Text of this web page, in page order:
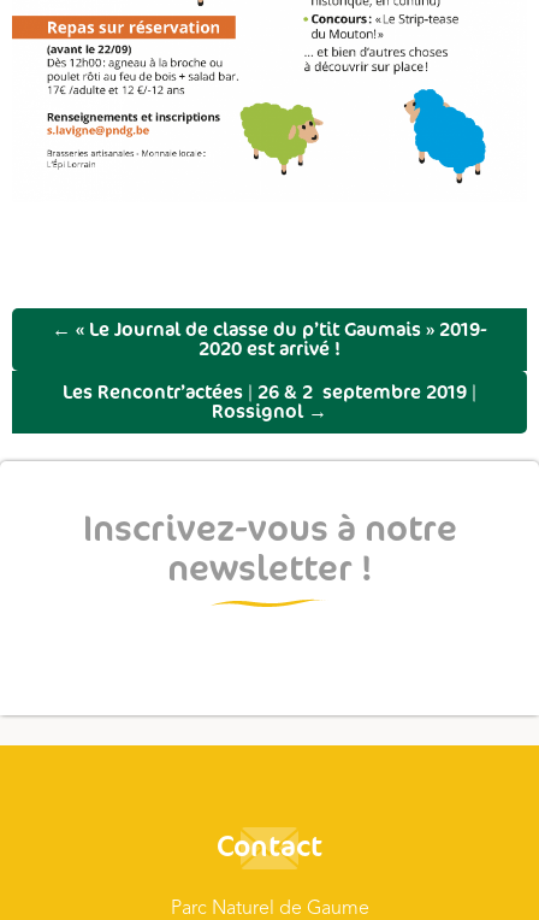
← « Le Journal de classe du p’tit Gaumais » 2019-
2020 est arrivé !
Les Rencontr’actées | 26 & 27 septembre 2019 |
Rossignol →
Inscrivez-vous à notre
newsletter !
Contact
Parc Naturel de Gaume